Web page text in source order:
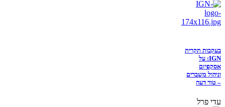
בעקבות תקרית
IGN: על
אסקפיזם
וניהול משברים
– טור דעה
עדי פרל